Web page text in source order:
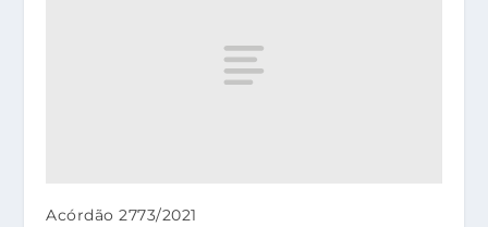
Acórdão 2773/2021